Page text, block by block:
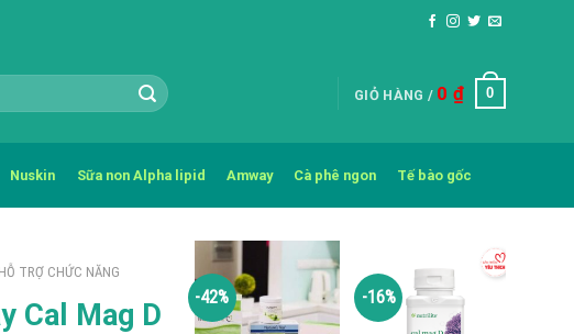
GIỎ HÀNG / 0 ₫ 0
Nuskin Sữa non Alpha lipid Amway Cà phê ngon Tế bào gốc
TRỢ CHỨC NĂNG
Cal Mag D
-42% -16%